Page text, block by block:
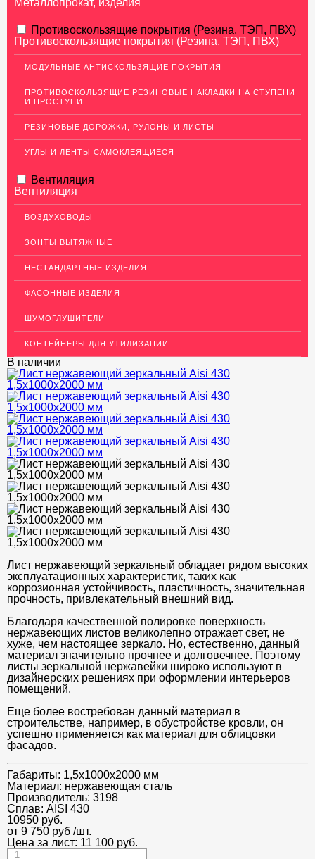
Металлопрокат, изделия
АЛЮМИНИЕВЫЙ ПРОКАТ
НЕРЖАВЕЮЩАЯ СТАЛЬ
Нержавеющие листы
Уголки из нержавеющей стали
Полоса из нержавейки
Нержавеющие трубы
ПВЛ-листы
Сетка из нержавейки
МЕДНЫЙ ПРОКАТ
ЛАТУННЫЙ ПРОКАТ
ДЕКОР НЕРЖАВЕЙКА
ОГРАЖДЕНИЯ ДЛЯ ЛЕСТНИЦ
ЭЛЕКТРОДЫ
ДЕКОРАТИВНЫЙ УГОЛОК
МЕТАЛЛИЧЕСКИЕ ПОРОГИ НАПОЛЬНЫЕ (ДЛЯ ПОЛА),
РАСКЛАДКА, ПЛИНТУС
ПОТОЛКИ
АКЦИИ
НЕДОРОГОЙ МЕТАЛЛОПРОКАТ
Противоскользящие покрытия (Резина, ТЭП, ПВХ)
Противоскользящие покрытия (Резина, ТЭП, ПВХ)
МОДУЛЬНЫЕ АНТИСКОЛЬЗЯЩИЕ ПОКРЫТИЯ
ПРОТИВОСКОЛЬЗЯЩИЕ РЕЗИНОВЫЕ НАКЛАДКИ НА СТУПЕНИ
И ПРОСТУПИ
РЕЗИНОВЫЕ ДОРОЖКИ, РУЛОНЫ И ЛИСТЫ
УГЛЫ И ЛЕНТЫ САМОКЛЕЯЩИЕСЯ
Вентиляция
Вентиляция
ВОЗДУХОВОДЫ
ЗОНТЫ ВЫТЯЖНЫЕ
НЕСТАНДАРТНЫЕ ИЗДЕЛИЯ
ФАСОННЫЕ ИЗДЕЛИЯ
ШУМОГЛУШИТЕЛИ
КОНТЕЙНЕРЫ ДЛЯ УТИЛИЗАЦИИ
В наличии
Лист нержавеющий зеркальный обладает рядом высоких
эксплуатационных характеристик, таких как
коррозионная устойчивость, пластичность, значительная
прочность, привлекательный внешний вид.
Благодаря качественной полировке поверхность
нержавеющих листов великолепно отражает свет, не
хуже, чем настоящее зеркало. Но, естественно, данный
материал значительно прочнее и долговечнее. Поэтому
листы зеркальной нержавейки широко используют в
дизайнерских решениях при оформлении интерьеров
помещений.
Еще более востребован данный материал в
строительстве, например, в обустройстве кровли, он
успешно применяется как материал для облицовки
фасадов.
Габариты: 1,5х1000х2000 мм
Материал: нержавеющая сталь
Производитель: 3198
Сплав: AISI 430
10950 руб.
от 9 750 руб /шт.
Цена за лист: 11 100 руб.